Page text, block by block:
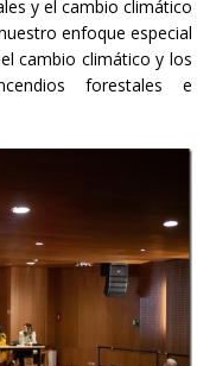
y el cambio climático
enfoque especial
cambio climático y los
forestales e